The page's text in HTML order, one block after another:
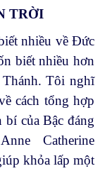
TRỜI
nhiều về Đức
biết nhiều hơn
Tôi nghĩ
cách tổng hợp
của Bậc đáng
Catherine
khỏa lấp một